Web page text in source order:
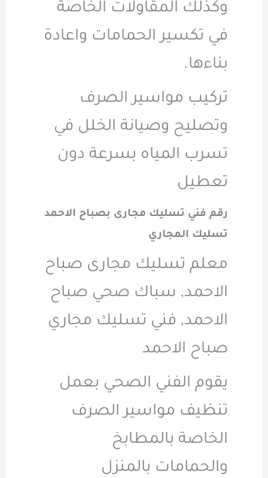
وكذلك المقاولات الخاصة
في تكسير الحمامات واعادة
بناءها.
تركيب مواسير الصرف
وتصليح وصيانة الخلل في
تسرب المياه بسرعة دون
تعطيل
رقم فني تسليك مجارى بصباح الاحمد
تسليك المجاري
معلم تسليك مجارى صباح
الاحمد, سباك صحي صباح
الاحمد, فني تسليك مجاري
صباح الاحمد
يقوم الفني الصحي بعمل
تنظيف مواسير الصرف
الخاصة بالمطابخ
والحمامات بالمنزل